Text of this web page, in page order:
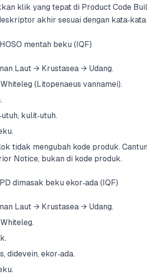
klik yang tepat di Product Code
akhir sesuai dengan
mentah beku (IQF)
Laut → Krustasea → Udang.
(Litopenaeus vannamei).
kulit‑utuh.
tidak mengubah kode produk.
Notice, bukan di kode produk.
dimasak beku ekor‑ada (IQF)
Laut → Krustasea → Udang.
didevein, ekor‑ada.